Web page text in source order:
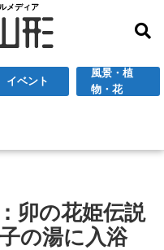
メディア
イベント
風景・植
物・花
卯の花姫伝説
の湯に入浴